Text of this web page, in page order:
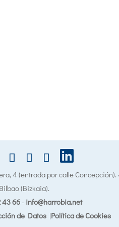
4 (entrada por calle
Bilbao (Bizkaia).
43 66- info@harrobia.net
de Datos|Política de Cookies